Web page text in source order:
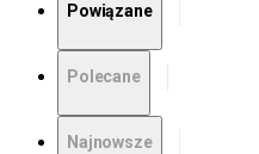
Powiązane
Polecane
Najnowsze